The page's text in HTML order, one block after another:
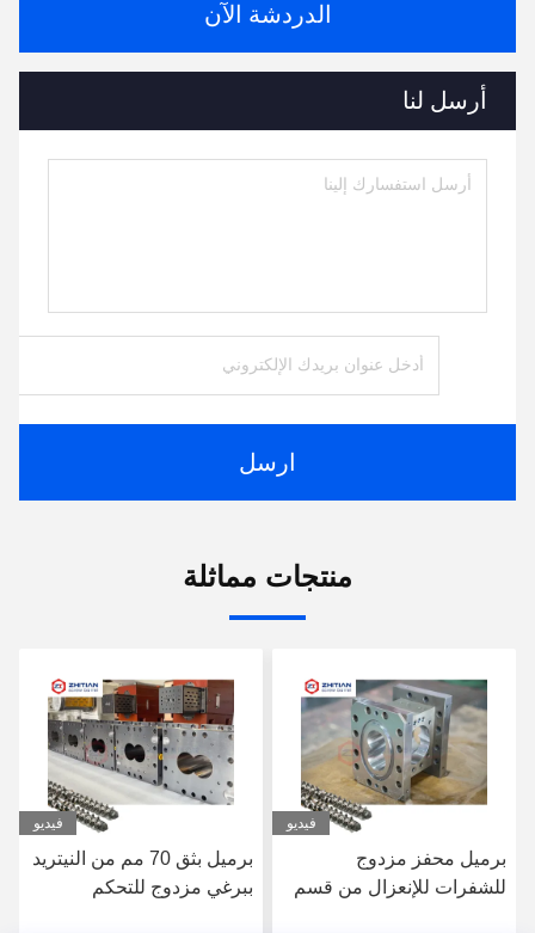
الدردشة الآن
أرسل لنا
ارسل
منتجات مماثلة
فيديو
برميل محفز مزدوج
للشفرات للإنعزال من قسم
فيديو
برميل بثق 70 مم من النيتريد
ببرغي مزدوج للتحكم